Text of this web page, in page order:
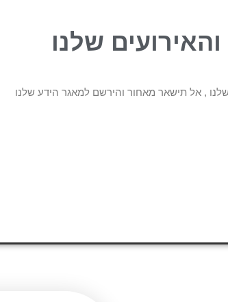
שלנו
, אל תישאר מאחור והירשם למאגר הידע שלנו